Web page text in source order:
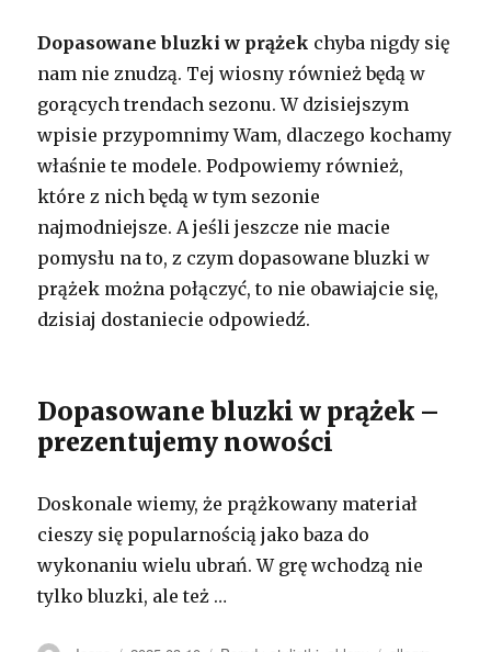
Dopasowane bluzki w prążek chyba nigdy się
nam nie znudzą. Tej wiosny również będą w
gorących trendach sezonu. W dzisiejszym
wpisie przypomnimy Wam, dlaczego kochamy
właśnie te modele. Podpowiemy również,
które z nich będą w tym sezonie
najmodniejsze. A jeśli jeszcze nie macie
pomysłu na to, z czym dopasowane bluzki w
prążek można połączyć, to nie obawiajcie się,
dzisiaj dostaniecie odpowiedź.
Dopasowane bluzki w prążek –
prezentujemy nowości
Doskonale wiemy, że prążkowany materiał
cieszy się popularnością jako baza do
wykonaniu wielu ubrań. W grę wchodzą nie
tylko bluzki, ale też …